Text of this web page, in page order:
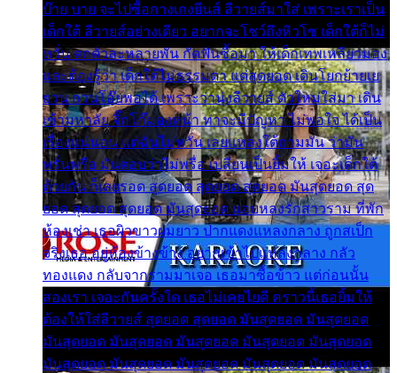
บ๊าย บาย จะไปซื้อกางเกงยีนส์ ลีวายส์มาใส่ เพราะเราเป็น
เด็กใต้ ลีวายส์อย่างเดียว อยากจะโชว์ถึงหิวโซ เด็กใต้ก็ไม่
หวั่น ตกตัวละหลายพัน กัดฟันซื้อมา ให้เด็กเทพเหลียวมอง
และต้องรู้ว่า เด็กใต้ไม่ธรรมดา แต่สุดยอด เดินโยกย้ายเย
ยวน กวนโอ๊ยพอได้ เพราะว่านุ่งลีวายส์ ตัวใหม่ใส่มา เดิน
เข้ามหาลัย จิ๊กโก๊มองหน้า ท่าจะมีปัญหา ไม่พอใจ ได้เป็น
เรื่องแน่นอน แต่ฉันไม่หวั่น เลยแหลงใต้ถามมัน ว่ามัน
พรั่นพรือ มันตอบว่าไม่พรื่อ เปลี่ยนเป็นยิ้มให้ เจอะเด็กใต้
ด้วยกัน ก็เลยรอด สุดยอด สุดยอด สุดยอด มันสุดยอด สุด
ยอด สุดยอด สุดยอด มันสุดยอด แอบหลงรักสาวราม ที่พัก
ห้องเช่า เธอผิวขาวผมยาว ปากแดงแหลงกลาง ถูกสเป็ก
จริงเธอ อยู่ห้องข้างข้าง อยากเข้าไปแหลงกลาง กลัว
ทองแดง กลับจากรามมาเจอ เธอมาซื้อข้าว แต่ก่อนนั้น
สองเรา เจอะกันครั้งใด เธอไม่เคยไยดี คราวนี้เธอยิ้มให้
ต้องให้ใส่ลีวายส์ สุดยอด สุดยอด มันสุดยอด มันสุดยอด
มันสุดยอด มันสุดยอด มันสุดยอด มันสุดยอด มันสุดยอด
มันสุดยอด มันสุดยอด มันสุดยอด มันสุดยอด มันสุดยอด